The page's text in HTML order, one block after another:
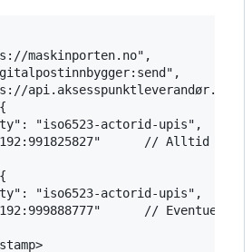
maskinporten.no",
api.aksesspunktleverandør.no/"
"iso6523-actorid-upis",
// Alltid
"iso6523-actorid-upis",
// Eventuell